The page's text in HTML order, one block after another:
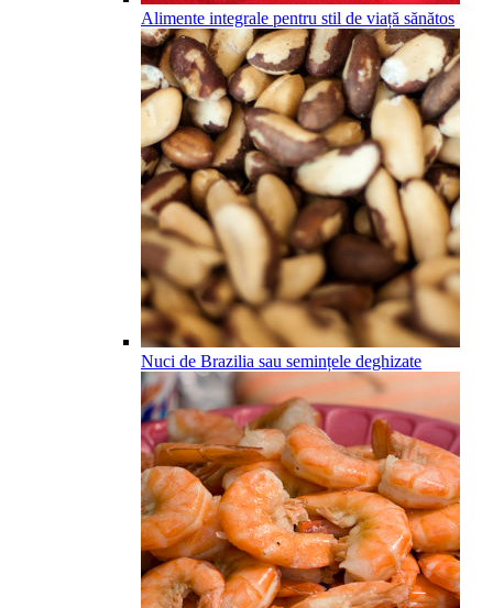
Alimente integrale pentru stil de viață sănătos
Nuci de Brazilia sau semințele deghizate